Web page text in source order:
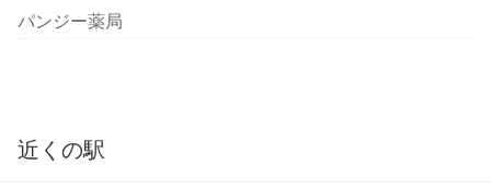
パンジー薬局
近くの駅